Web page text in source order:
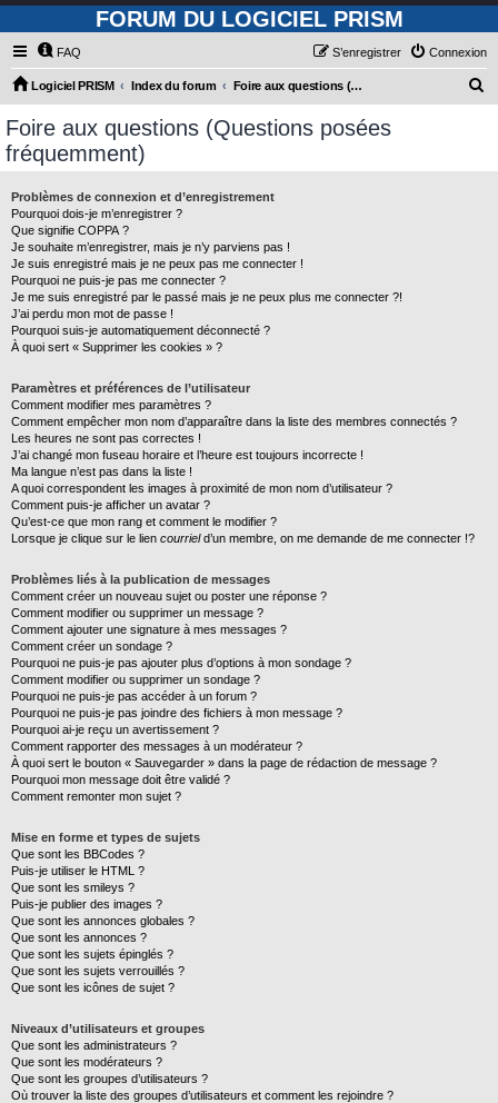
FORUM DU LOGICIEL PRISM
FAQ Connexion
S’enregistrer
Logiciel PRISM Index du forum Foire aux questions (Questions posées fréquemment)
Foire aux questions (Questions posées
fréquemment)
Problèmes de connexion et d’enregistrement
Pourquoi dois-je m’enregistrer ?
Que signifie COPPA ?
Je souhaite m’enregistrer, mais je n’y parviens pas !
Je suis enregistré mais je ne peux pas me connecter !
Pourquoi ne puis-je pas me connecter ?
Je me suis enregistré par le passé mais je ne peux plus me connecter ?!
J’ai perdu mon mot de passe !
Pourquoi suis-je automatiquement déconnecté ?
À quoi sert « Supprimer les cookies » ?
Paramètres et préférences de l’utilisateur
Comment modifier mes paramètres ?
Comment empêcher mon nom d’apparaître dans la liste des membres connectés ?
Les heures ne sont pas correctes !
J’ai changé mon fuseau horaire et l’heure est toujours incorrecte !
Ma langue n’est pas dans la liste !
A quoi correspondent les images à proximité de mon nom d’utilisateur ?
Comment puis-je afficher un avatar ?
Qu’est-ce que mon rang et comment le modifier ?
Lorsque je clique sur le lien courrield’un membre, on me demande de me connecter !?
Problèmes liés à la publication de messages
Comment créer un nouveau sujet ou poster une réponse ?
Comment modifier ou supprimer un message ?
Comment ajouter une signature à mes messages ?
Comment créer un sondage ?
Pourquoi ne puis-je pas ajouter plus d’options à mon sondage ?
Comment modifier ou supprimer un sondage ?
Pourquoi ne puis-je pas accéder à un forum ?
Pourquoi ne puis-je pas joindre des fichiers à mon message ?
Pourquoi ai-je reçu un avertissement ?
Comment rapporter des messages à un modérateur ?
À quoi sert le bouton « Sauvegarder » dans la page de rédaction de message ?
Pourquoi mon message doit être validé ?
Comment remonter mon sujet ?
Mise en forme et types de sujets
Que sont les BBCodes ?
Puis-je utiliser le HTML ?
Que sont les smileys ?
Puis-je publier des images ?
Que sont les annonces globales ?
Que sont les annonces ?
Que sont les sujets épinglés ?
Que sont les sujets verrouillés ?
Que sont les icônes de sujet ?
Niveaux d’utilisateurs et groupes
Que sont les administrateurs ?
Que sont les modérateurs ?
Que sont les groupes d’utilisateurs ?
Où trouver la liste des groupes d’utilisateurs et comment les rejoindre ?